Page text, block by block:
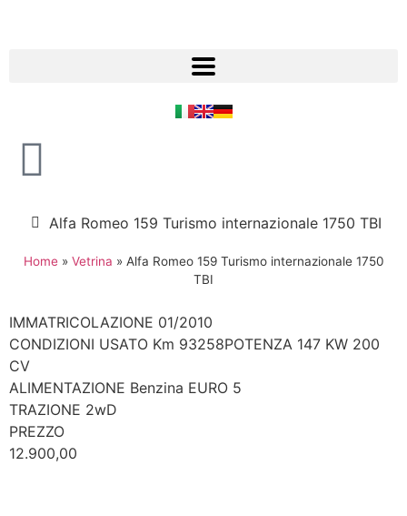
Alfa Romeo 159 Turismo internazionale 1750 TBI
Home» Vetrina » Alfa Romeo 159 Turismo internazionale 1750
TBI
IMMATRICOLAZIONE 01/2010
CONDIZIONI USATO Km 93258POTENZA 147 KW 200
CV
ALIMENTAZIONE Benzina EURO 5
TRAZIONE 2wD
PREZZO
12.900,00